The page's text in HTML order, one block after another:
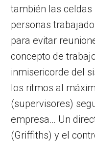
también las
personas
para evitar
concepto de
inmisericorde del
los ritmos al
(supervisores)
empresa… Un
(Griffiths) y el